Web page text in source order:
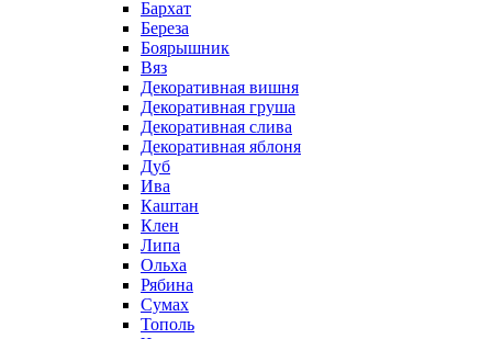
Бархат
Береза
Боярышник
Вяз
Декоративная вишня
Декоративная груша
Декоративная слива
Декоративная яблоня
Дуб
Ива
Каштан
Клен
Липа
Ольха
Рябина
Сумах
Тополь